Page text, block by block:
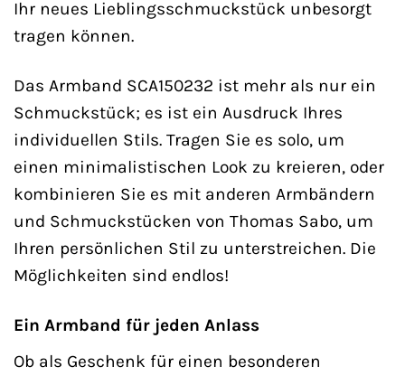
Ihr neues Lieblingsschmuckstück unbesorgt
tragen können.
Das Armband SCA150232 ist mehr als nur ein
Schmuckstück; es ist ein Ausdruck Ihres
individuellen Stils. Tragen Sie es solo, um
einen minimalistischen Look zu kreieren, oder
kombinieren Sie es mit anderen Armbändern
und Schmuckstücken von Thomas Sabo, um
Ihren persönlichen Stil zu unterstreichen. Die
Möglichkeiten sind endlos!
Ein Armband für jeden Anlass
Ob als Geschenk für einen besonderen